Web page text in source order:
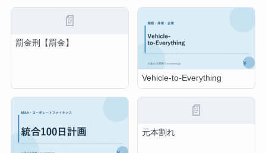
📄
罰金刑【罰金】
Vehicle-to-Everything
📄
元本割れ